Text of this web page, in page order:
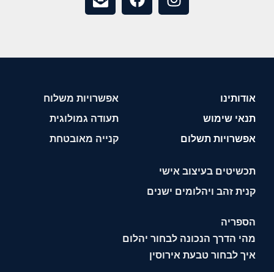
אודותינו
תנאי שימוש
אפשרויות תשלום
אפשרויות משלוח
תעודה גמולוגית
קנייה מאובטחת
תכשיטים בעיצוב אישי
קנית זהב ויהלומים ישנים
הספריה
מהי הדרך הנכונה לבחור יהלום
איך לבחור טבעת אירוסין